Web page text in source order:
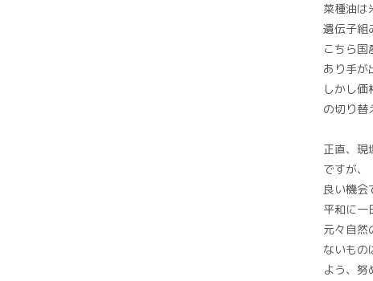
菜種油は
遺伝子組
こちら
あり手が
しかし
の切り替
正直、現
ですが、
良い機会
平和に一
元々自然
ないもの
よう、努